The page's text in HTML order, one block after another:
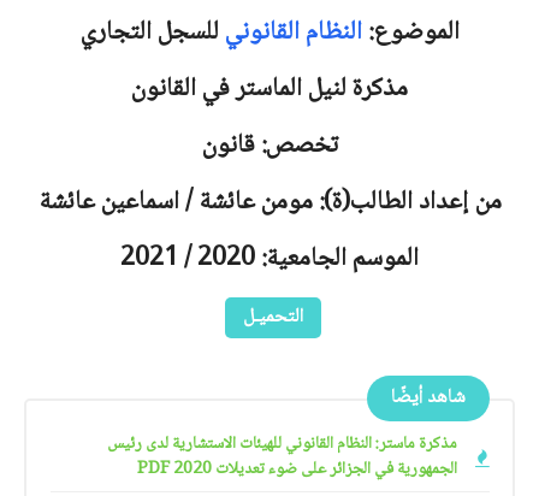
الموضوع:النظام القانونيللسجل التجاري
مذكرة لنيل الماستر في القانون
تخصص: قانون
من إعداد الطالب(ة): مومن عائشة / اسماعين عائشة
الموسم الجامعية: 2020 / 2021
التحميـل
شاهد أيضًا
مذكرة ماستر: النظام القانوني للهيئات الاستشارية لدى رئيس
الجمهورية في الجزائر على ضوء تعديلات 2020 PDF